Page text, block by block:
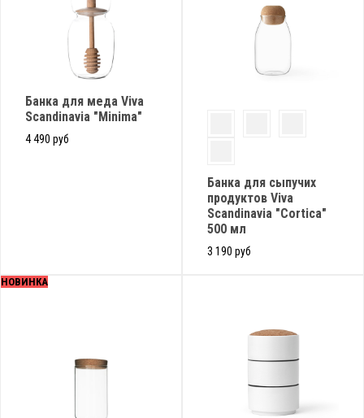
Банка для меда Viva
Scandinavia "Minima"
4 490 руб
Банка для сыпучих
продуктов Viva
Scandinavia "Cortica"
500 мл
3 190 руб
НОВИНКА